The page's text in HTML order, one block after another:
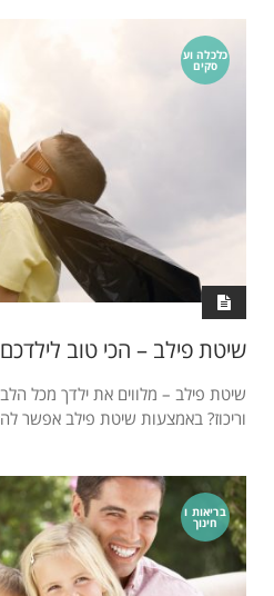
כלכלה וע
סקים
שיטת פילב – הכי טוב לילדכם
שיטת פילב – מלווים את ילדך מכל
וריכוז? באמצעות שיטת פילב אפשר
בריאות ו
חינוך